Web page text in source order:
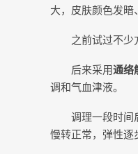
大，皮肤颜色发暗
之前试过不少
后来采用通络
调和气血津液。
调理一段时间
慢转正常，弹性逐